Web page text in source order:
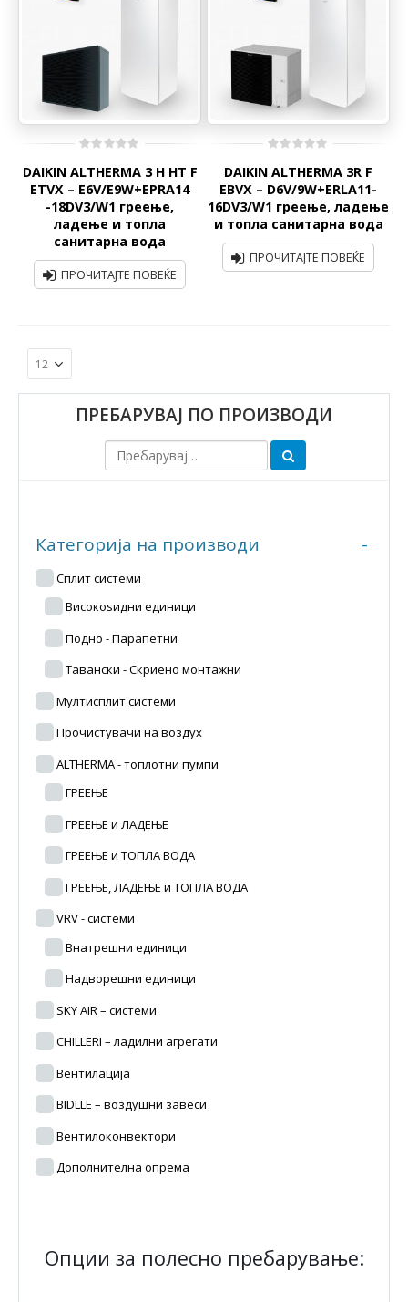
out
of
5
DAIKIN ALTHERMA 3 H HT F
ETVX – E6V/E9W+EPRA14
-18DV3/W1 греење,
ладење и топла
санитарна вода
ПРОЧИТАЈТЕ ПОВЕЌЕ
out
of
5
DAIKIN ALTHERMA 3R F
ЕBVX – D6V/9W+ERLA11-
16DV3/W1 греење, ладење
и топла санитарна вода
ПРОЧИТАЈТЕ ПОВЕЌЕ
ПРЕБАРУВАЈ ПО ПРОИЗВОДИ
Категорија на производи -
Сплит системи
Високоѕидни единици
Подно - Парапетни
Тавански - Скриено монтажни
Мултисплит системи
Прочистувачи на воздух
ALTHERMA - топлотни пумпи
ГРЕЕЊЕ
ГРЕЕЊЕ и ЛАДЕЊЕ
ГРЕЕЊЕ и ТОПЛА ВОДА
ГРЕЕЊЕ, ЛАДЕЊЕ и ТОПЛА ВОДА
VRV - системи
Внатрешни единици
Надворешни единици
SKY AIR – системи
CHILLERI – ладилни агрегати
Вентилација
BIDLLE – воздушни завеси
Вентилоконвектори
Дополнителна опрема
Опции за полесно пребарување: